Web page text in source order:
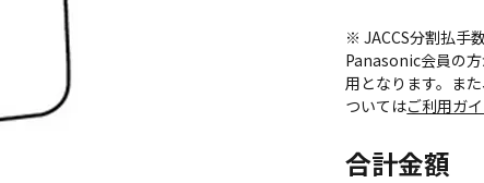
※ JACCS分割払手
Panasonic会員の
用となります。ま
ついてはご利用ガ
合計金額